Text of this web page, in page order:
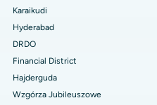
w Guwahati
Karaikudi
Hyderabad
DRDO
Financial District
Hajderguda
Wzgórza Jubileuszowe